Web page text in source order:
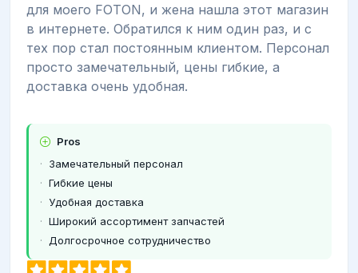
для моего FOTON, и жена нашла этот магазин
в интернете. Обратился к ним один раз, и с
тех пор стал постоянным клиентом. Персонал
просто замечательный, цены гибкие, а
доставка очень удобная.
Pros
Замечательный персонал
Гибкие цены
Удобная доставка
Широкий ассортимент запчастей
Долгосрочное сотрудничество